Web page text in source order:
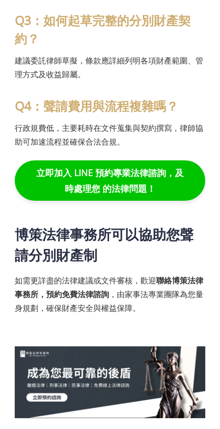
Q3：如何起草完整的分別財產契
約？
建議委託律師草擬，條款應詳細列明各項財產範圍、管
理方式及收益歸屬。
Q4：聲請費用與流程複雜嗎？
行政規費低，主要耗時在文件蒐集與契約撰寫，律師協
助可加速流程並確保合法合規。
立即加入 LINE 預約專業法律諮詢，及
時處理您 的法律問題！
博策法律事務所可以協助您聲
請分別財產制
如需更詳盡的法律建議或文件審核，歡迎聯絡博策法律
事務所，預約免費法律諮詢 ，由家事法專業團隊為您量
身規劃，確保財產安全與權益保障。